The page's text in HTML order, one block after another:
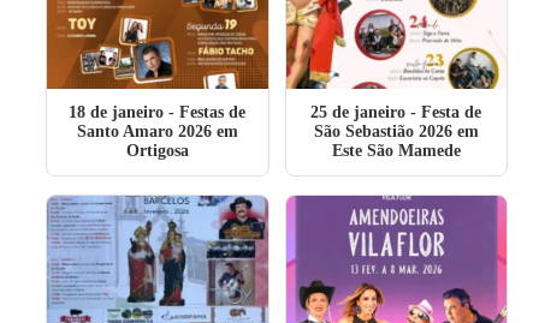
18 de janeiro - Festas de
Santo Amaro 2026 em
Ortigosa
25 de janeiro - Festa de
São Sebastião 2026 em
Este São Mamede